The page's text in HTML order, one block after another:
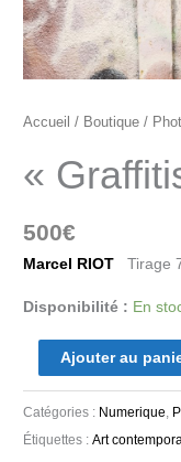
Accueil / Boutique /
«
500€
Marcel RIOT Tirage
Disponibilité : En
Ajouter au
Catégories : Numerique
Étiquettes :Art